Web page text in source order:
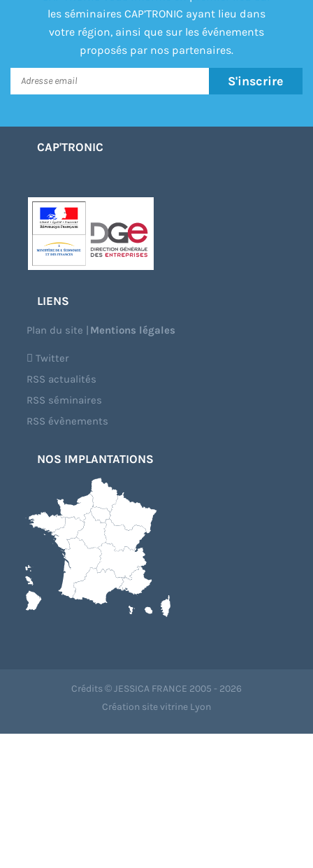
les séminaires CAP’TRONIC ayant lieu dans
votre région, ainsi que sur les événements
proposés par nos partenaires.
S'inscrire
CAP'TRONIC
LIENS
Plan du site |Mentions légales
Twitter
RSS actualités
RSS séminaires
RSS évènements
NOS IMPLANTATIONS
Crédits © JESSICA FRANCE 2005 - 2026
Création site vitrine Lyon